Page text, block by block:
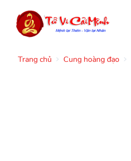
Trang chủ Cung hoàng đạo